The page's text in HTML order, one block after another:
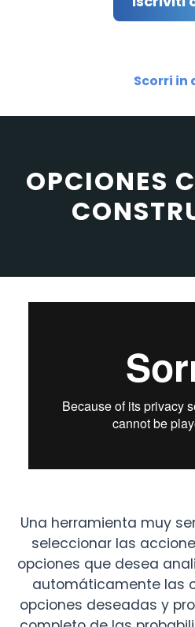
Scorri in
OPCIONES
Una herramienta muy
seleccionar las
opciones que desea
automáticamente las
opciones deseadas y